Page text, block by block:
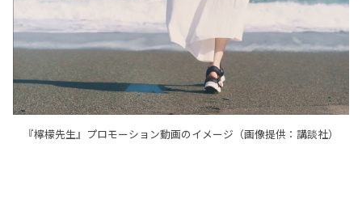
『檸檬先生』プロモーション動画のイメージ（画像提供：講談社）